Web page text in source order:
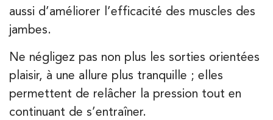
aussi d’améliorer l’efficacité des muscles des
jambes.
Ne négligez pas non plus les sorties orientées
plaisir, à une allure plus tranquille ; elles
permettent de relâcher la pression tout en
continuant de s’entraîner.
68 Av. de Villiers 75017 Paris
01 44 90 90 40
PRENEZ RDV SUR
Kinésithérapie